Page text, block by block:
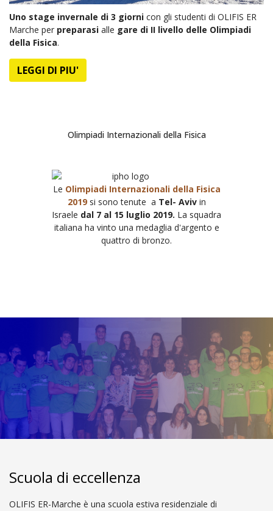
Uno stage invernale di 3 giorni con gli studenti di OLIFIS ER
Marche per preparasi alle gare di II livello delle Olimpiadi
della Fisica.
LEGGI DI PIU'
Olimpiadi Internazionali della Fisica
Le Olimpiadi Internazionali della Fisica
2019si sono tenute a Tel- Aviv in
Israele dal 7 al 15 luglio 2019. La squadra
italiana ha vinto una medaglia d'argento e
quattro di bronzo.
Scuola di eccellenza
OLIFIS ER-Marche è una scuola estiva residenziale di